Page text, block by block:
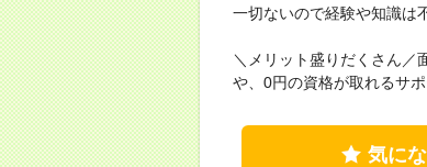
一切ないので経験や知識は
＼メリット盛りだくさん／
や、0円の資格が取れるサ
気にな